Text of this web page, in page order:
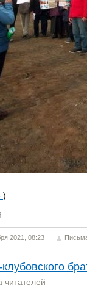
)
2021, 08:23
читателей